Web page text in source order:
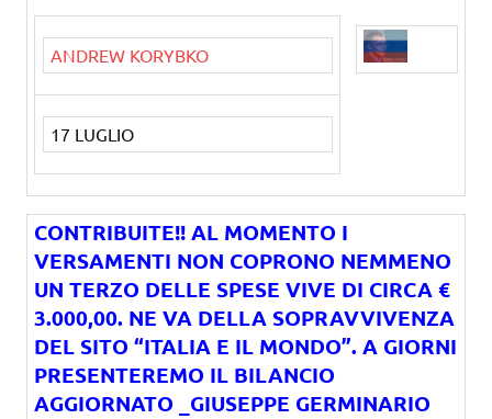
ANDREW KORYBKO
17 LUGLIO
CONTRIBUITE!! AL MOMENTO I
VERSAMENTI NON COPRONO NEMMENO
UN TERZO DELLE SPESE VIVE DI CIRCA €
3.000,00. NE VA DELLA SOPRAVVIVENZA
DEL SITO “ITALIA E IL MONDO”. A GIORNI
PRESENTEREMO IL BILANCIO
AGGIORNATO _GIUSEPPE GERMINARIO